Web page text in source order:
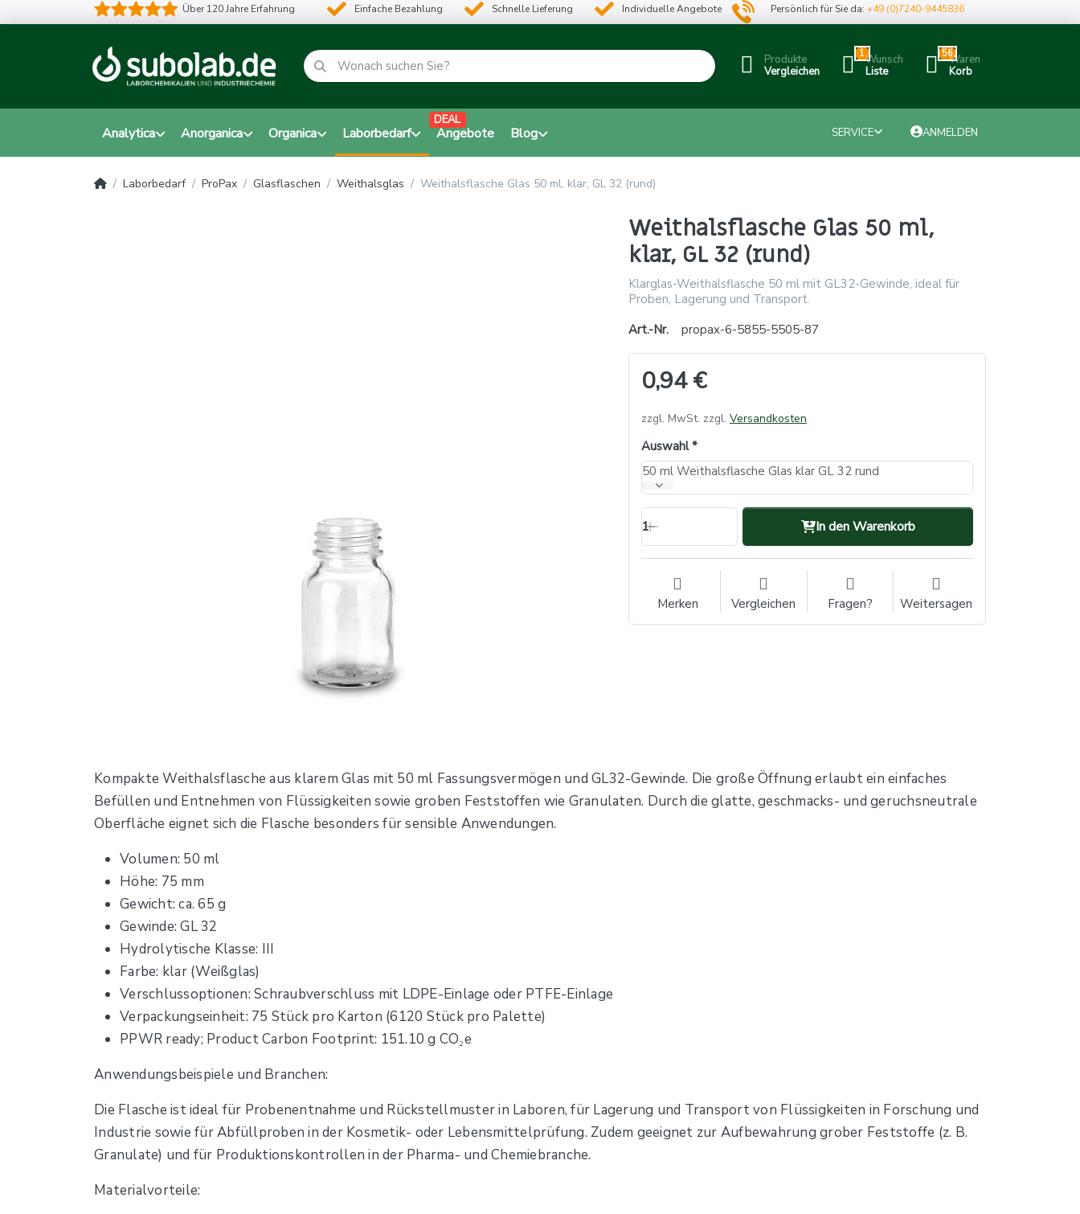
Über 120 Jahre Erfahrung Einfache Bezahlung Schnelle Lieferung Individuelle Angebote Persönlich für Sie da:+49 (0)7240-9445836
Produkte
Vergleichen
1Wunsch
Liste
56Waren
Korb
Analytica Anorganica Organica Laborbedarf Angebote
DEAL
Blog SERVICE ANMELDEN
Laborbedarf ProPax Glasflaschen Weithalsglas Weithalsflasche Glas 50 ml, klar, GL 32 (rund)
Weithalsflasche Glas 50 ml,
klar, GL 32 (rund)
Klarglas-Weithalsflasche 50 ml mit GL32-Gewinde, ideal für
Proben, Lagerung und Transport.
Art.-Nr.
propax-6-5855-5505-87
0,94 €
zzgl. MwSt. zzgl. Versandkosten
Auswahl
50 ml Weithalsflasche Glas klar GL 32 rund
1 In den Warenkorb
Merken Vergleichen Fragen? Weitersagen
Kompakte Weithalsflasche aus klarem Glas mit 50 ml Fassungsvermögen und GL32-Gewinde. Die große Öffnung erlaubt ein einfaches
Befüllen und Entnehmen von Flüssigkeiten sowie groben Feststoffen wie Granulaten. Durch die glatte, geschmacks- und geruchsneutrale
Oberfläche eignet sich die Flasche besonders für sensible Anwendungen.
Volumen: 50 ml
Höhe: 75 mm
Gewicht: ca. 65 g
Gewinde: GL 32
Hydrolytische Klasse: III
Farbe: klar (Weißglas)
Verschlussoptionen: Schraubverschluss mit LDPE-Einlage oder PTFE-Einlage
Verpackungseinheit: 75 Stück pro Karton (6120 Stück pro Palette)
PPWR ready; Product Carbon Footprint: 151.10 g CO₂e
Anwendungsbeispiele und Branchen:
Die Flasche ist ideal für Probenentnahme und Rückstellmuster in Laboren, für Lagerung und Transport von Flüssigkeiten in Forschung und
Industrie sowie für Abfüllproben in der Kosmetik- oder Lebensmittelprüfung. Zudem geeignet zur Aufbewahrung grober Feststoffe (z. B.
Granulate) und für Produktionskontrollen in der Pharma- und Chemiebranche.
Materialvorteile: